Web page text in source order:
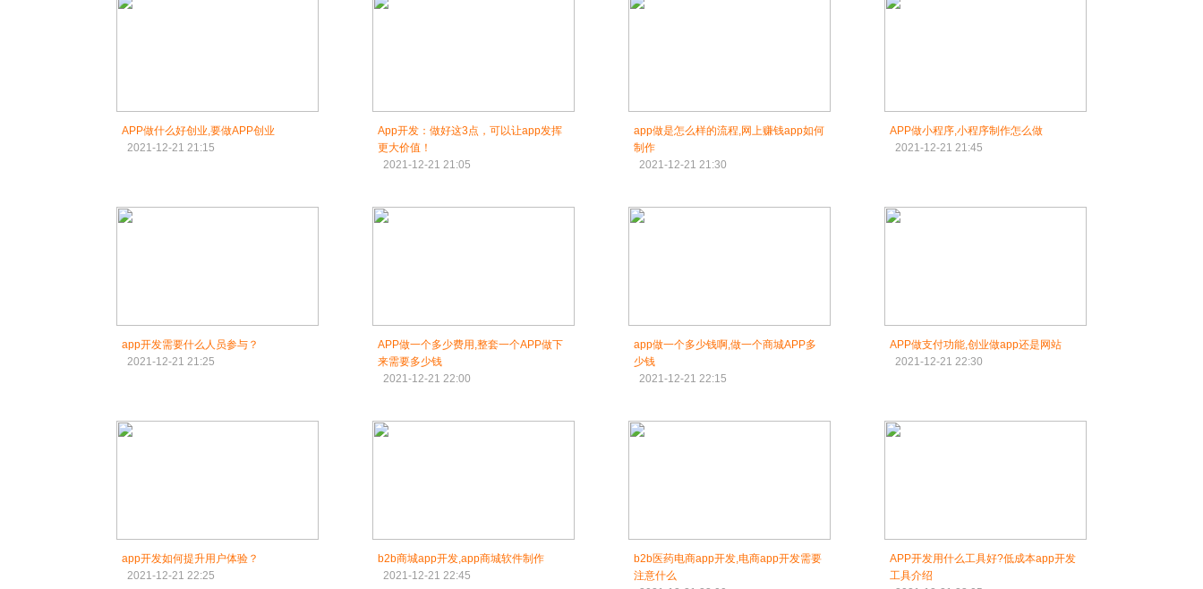
APP做什么好创业,要做APP创业
2021-12-21 21:15
App开发：做好这3点，可以让app发挥
更大价值！
2021-12-21 21:05
app做是怎么样的流程,网上赚钱app如何
制作
2021-12-21 21:30
APP做小程序,小程序制作怎么做
2021-12-21 21:45
app开发需要什么人员参与？
2021-12-21 21:25
APP做一个多少费用,整套一个APP做下
来需要多少钱
2021-12-21 22:00
app做一个多少钱啊,做一个商城APP多
少钱
2021-12-21 22:15
APP做支付功能,创业做app还是网站
2021-12-21 22:30
app开发如何提升用户体验？
2021-12-21 22:25
b2b商城app开发,app商城软件制作
2021-12-21 22:45
b2b医药电商app开发,电商app开发需要
注意什么
APP开发用什么工具好?低成本app开发
工具介绍